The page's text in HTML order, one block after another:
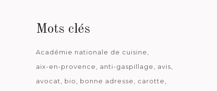
Mots clés
Académie nationale de cuisine
aix-en-provence
anti-gaspillage
avis
avocat
bio bonne adresse
carotte